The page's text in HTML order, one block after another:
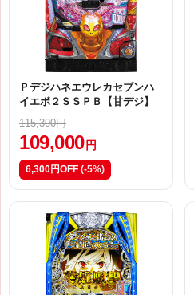
Ｐデジハネエウレカセブンハ
イエボ２ＳＳＰＢ【甘デジ】
115,300円
109,000 円
6,300円OFF (-5%)